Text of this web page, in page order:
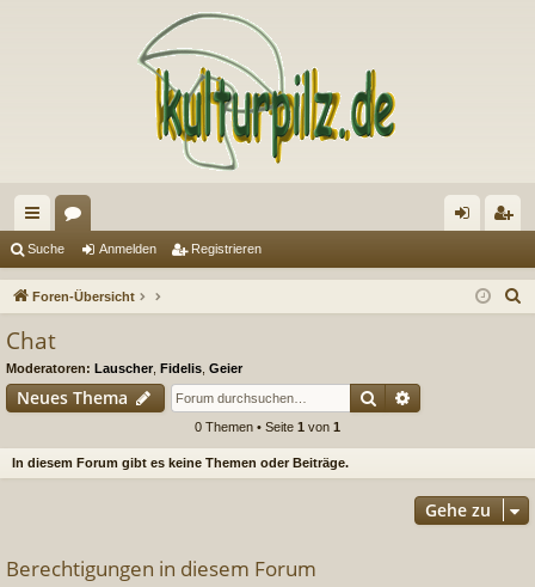
ch
ne
riff
en m ist
Suche Anmelden Registrieren
Foren-Übersicht
Chat
Moderatoren: Lauscher Fidelis Geier
Neues Thema Suche
0 Themen • Seite 1 von 1
In diesem Forum gibt es keine Themen oder Beiträge.
Gehe zu
Berechtigungen in diesem Forum